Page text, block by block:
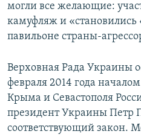
могли все желающие:
камуфляж и «становились
павильоне страны-
Верховная Рада Украины
февраля 2014 года
Крыма и Севастополя
президент Украины Петр
соответствующий закон.